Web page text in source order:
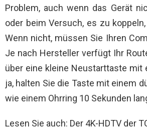
Problem, auch wenn das Gerät
oder beim Versuch, es zu
Wenn nicht, müssen Sie Ihren
Je nach Hersteller verfügt Ihr
über eine kleine Neustarttaste mit
ja, halten Sie die Taste mit einem
wie einem Ohrring 10 Sekunden
Lesen Sie auch: Der 4K-HDTV der